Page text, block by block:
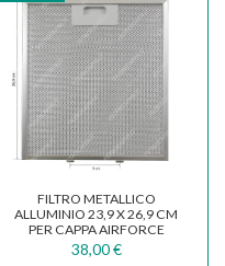
FILTRO METALLICO
ALLUMINIO 23,9 X 26,9 CM
PER CAPPA AIRFORCE
AFCGMB01
38,00 €